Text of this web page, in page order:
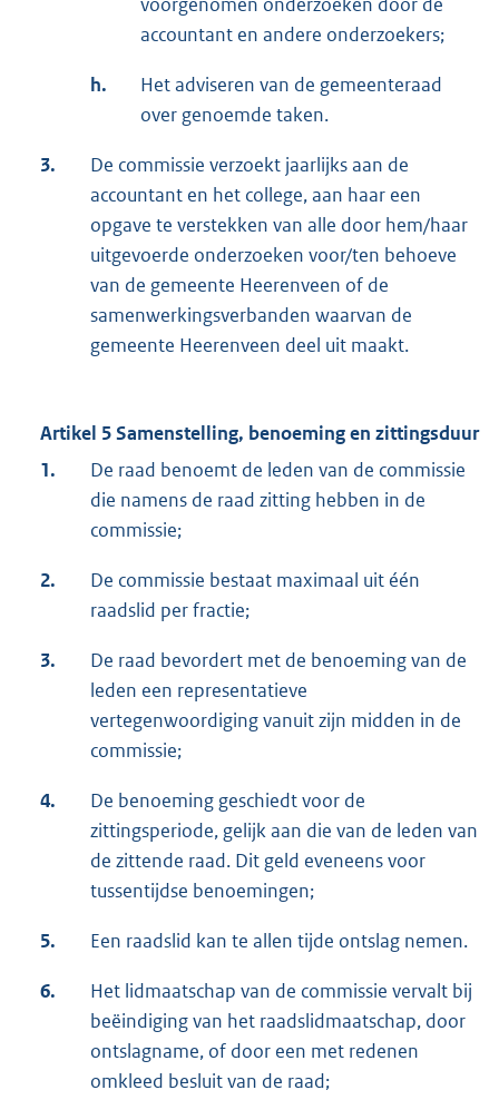
accountant en andere onderzoekers;
h.
Het adviseren van de gemeenteraad
over genoemde taken.
3.
De commissie verzoekt jaarlijks aan de
accountant en het college, aan haar een
opgave te verstekken van alle door hem/haar
uitgevoerde onderzoeken voor/ten behoeve
van de gemeente Heerenveen of de
samenwerkingsverbanden waarvan de
gemeente Heerenveen deel uit maakt.
Artikel 5 Samenstelling, benoeming en zittingsduur
1.
De raad benoemt de leden van de commissie
die namens de raad zitting hebben in de
commissie;
2.
De commissie bestaat maximaal uit één
raadslid per fractie;
3.
De raad bevordert met de benoeming van de
leden een representatieve
vertegenwoordiging vanuit zijn midden in de
commissie;
4.
De benoeming geschiedt voor de
zittingsperiode, gelijk aan die van de leden van
de zittende raad. Dit geld eveneens voor
tussentijdse benoemingen;
5. Een raadslid kan te allen tijde ontslag nemen.
6.
Het lidmaatschap van de commissie vervalt bij
beëindiging van het raadslidmaatschap, door
ontslagname, of door een met redenen
omkleed besluit van de raad;